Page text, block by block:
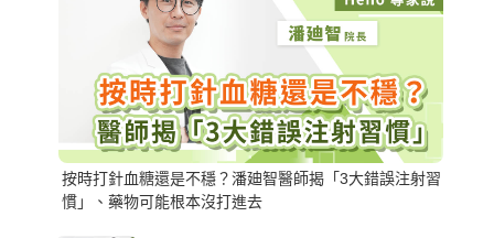
按時打針血糖還是不穩？潘廸智醫師揭「3大錯誤注射習
慣」、藥物可能根本沒打進去